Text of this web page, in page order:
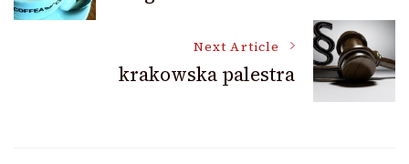
Navigation
Next Article
krakowska palestra